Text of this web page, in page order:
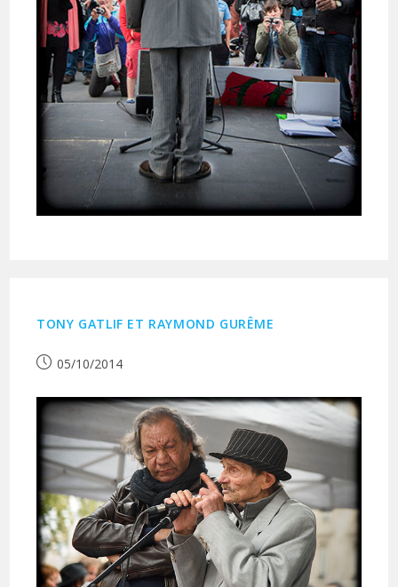
TONY GATLIF ET RAYMOND GURÊME
Publication
05/10/2014